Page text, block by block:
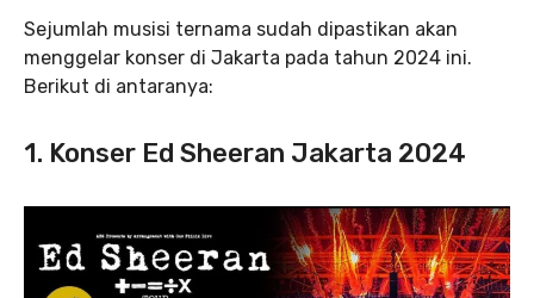
Sejumlah musisi ternama sudah dipastikan akan
menggelar konser di Jakarta pada tahun 2024 ini.
Berikut di antaranya:
1. Konser Ed Sheeran Jakarta 2024